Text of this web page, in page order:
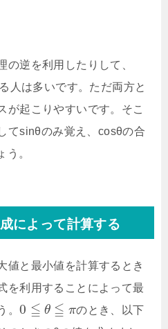
の逆を利用したりして、
人は多いです。ただ両方と
が起こりやすいです。そこ
てsinθのみ覚え、cosθの合
う。
によって計算する
値と最小値を計算するとき
を利用することによって最
。0 ≦ θ ≦ πのとき、以下